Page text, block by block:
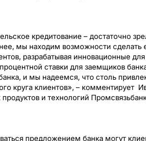
кредитование – достаточно
мы находим возможности
разрабатывая инновационные
ставки для заемщиков
и мы надеемся, что столь
круга клиентов», – комментирует
и технологий
предложением банка могут